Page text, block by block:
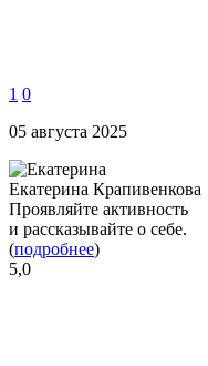
1 0
05 августа 2025
Екатерина Крапивенкова
Проявляйте активность
и рассказывайте о себе.
(подробнее)
5,0